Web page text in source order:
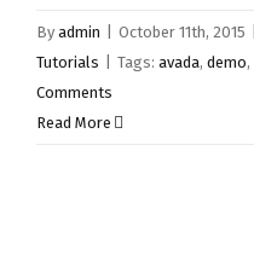
By admin October 11th, 2015
Tutorials
Tags: avada, demo,
Comments
Read More